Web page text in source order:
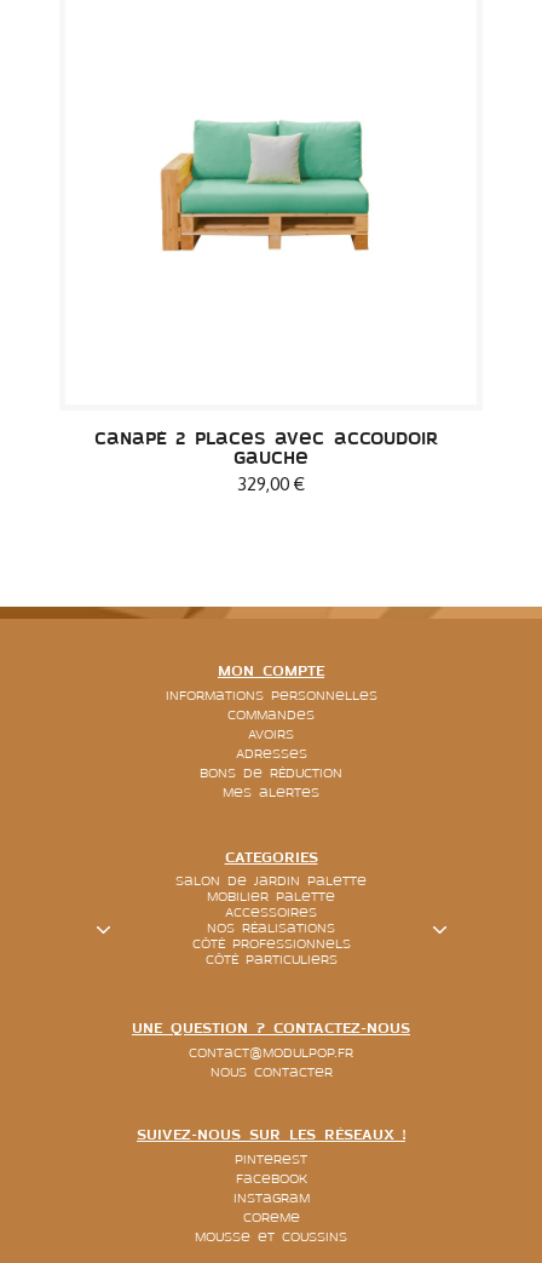
Canapé 2 places avec accoudoir
gauche
329,00 €
MON COMPTE
Informations personnelles
Commandes
Avoirs
Adresses
Bons de réduction
Mes alertes
CATEGORIES
Salon de jardin palette
Mobilier palette
Accessoires
Nos réalisations
Côté Professionnels
Côté particuliers
UNE QUESTION ? CONTACTEZ-NOUS
contact@modulpop.fr
Nous contacter
SUIVEZ-NOUS SUR LES RÉSEAUX !
Pinterest
Facebook
Instagram
Coreme
Mousse et coussins